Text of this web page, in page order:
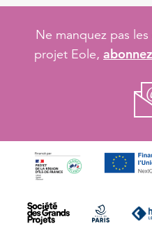
Ne manquez pas
projet Eole,